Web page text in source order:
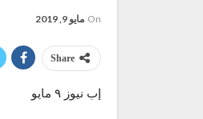
On مايو 9, 2019
Share
إب نيوز ٩ مايو